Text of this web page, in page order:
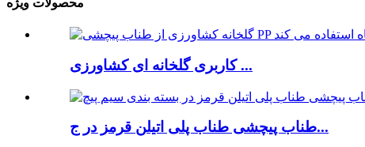
کاربری گلخانه ای کشاورزی ...
طناب پیچشی طناب پلی اتیلن قرمز در ج...